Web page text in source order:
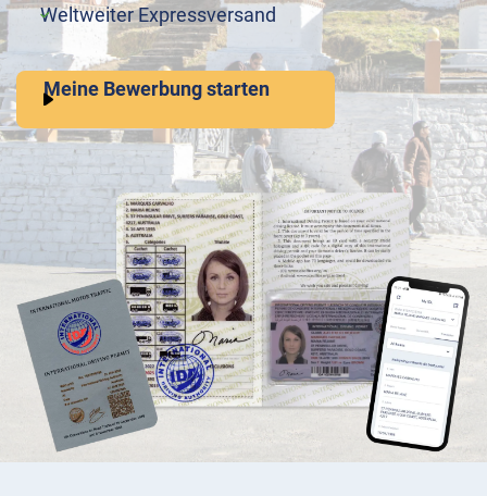
Weltweiter Expressversand
Meine Bewerbung starten